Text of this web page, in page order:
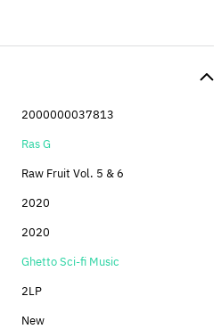
2000000037813
Ras G
Raw Fruit Vol. 5 & 6
2020
2020
Ghetto Sci-fi Music
2LP
New